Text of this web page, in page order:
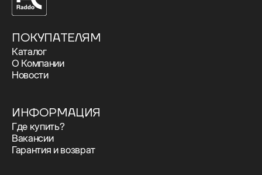
ПОКУПАТЕЛЯМ
Каталог
О Компании
Новости
ИНФОРМАЦИЯ
Где купить?
Вакансии
Гарантия и возврат